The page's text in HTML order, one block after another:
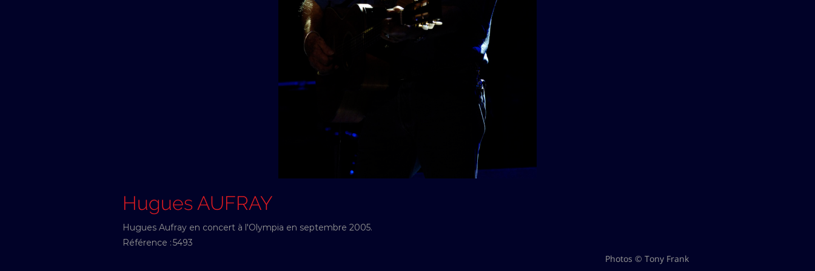
Hugues AUFRAY
Hugues Aufray en concert à l'Olympia en septembre 2005.
Référence :5493
Photos © Tony Frank